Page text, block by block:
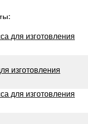
для изготовления
изготовления
для изготовления